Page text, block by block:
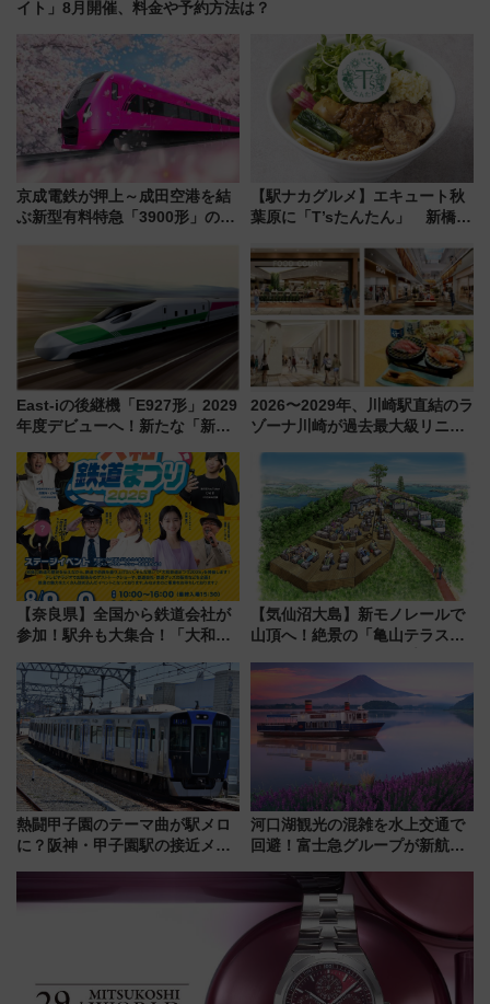
イト」8月開催、料金や予約方法は？
京成電鉄が押上～成田空港を結
ぶ新型有料特急「3900形」のコ
【駅ナカグルメ】エキュート秋
葉原に「T’sたんたん」 新橋に
饅」、オムライス専門店「肉と
たまご」新グルメ続々登場！
【2026年8月】
East-iの後継機「E927形」2029
年度デビューへ！新たな「新幹
説【JR東日本】
2026〜2029年、川崎駅直結のラ
ゾーナ川崎が過去最大級リニュ
「いつから何が変わるか」徹底
解説！
【奈良県】全国から鉄道会社が
参加！駅弁も大集合！「大和鉄
に開催決定
【気仙沼大島】新モノレールで
山頂へ！絶景の「亀山テラス
暇村のお得な日帰りプランも登
場
熱闘甲子園のテーマ曲が駅メロ
に？阪神・甲子園駅の接近メロ
5日始発から
河口湖観光の混雑を水上交通で
回避！富士急グループが新航路